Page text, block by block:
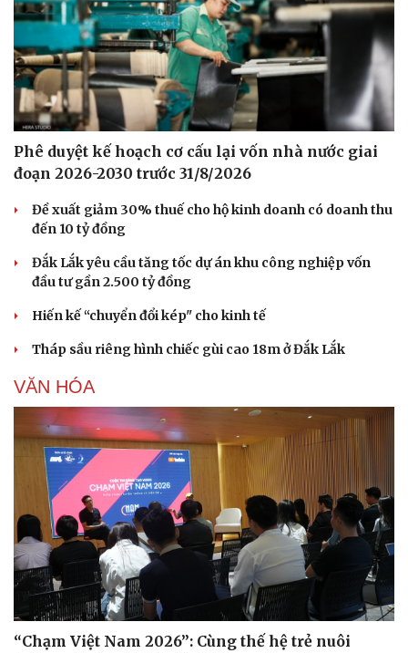
Du lịch
Tư vấn
check-in
Câu chuyện thời sự
Cửa sổ tình yêu
Phê duyệt kế hoạch cơ cấu lại vốn nhà nước giai
đoạn 2026-2030 trước 31/8/2026
Đề xuất giảm 30% thuế cho hộ kinh doanh có doanh thu
đến 10 tỷ đồng
Đắk Lắk yêu cầu tăng tốc dự án khu công nghiệp vốn
đầu tư gần 2.500 tỷ đồng
Hiến kế “chuyển đổi kép" cho kinh tế
Tháp sầu riêng hình chiếc gùi cao 18m ở Đắk Lắk
VĂN HÓA
“Chạm Việt Nam 2026”: Cùng thế hệ trẻ nuôi